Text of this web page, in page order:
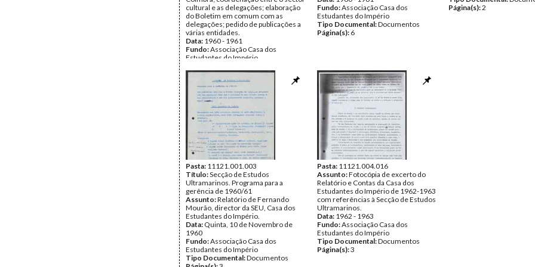
cultural e as delegações; elaboração
do Boletim em comum com as
delegações; pedido de publicações a
várias entidades.
Data: 1960 - 1961
Fundo:Associação Casa dos
Estudantes do Império
Página(s):4
Fundo:Associação Casa dos
Estudantes do Império
Tipo Documental:Documentos
Página(s): 6
Página(s):2
Pasta: 11121.001.003
Título:Secção de Estudos
Ultramarinos. Programa para a
gerência de 1960/61
Assunto:Relatório de Fernando
Mourão, director da SEU, Casa dos
Estudantes do Império.
Data: Quinta, 10 de Novembro de
1960
Fundo:Associação Casa dos
Estudantes do Império
Tipo Documental:Documentos
Pasta: 11121.004.016
Assunto:Fotocópia de excerto do
Relatório e Contas da Casa dos
Estudantes do Império de 1962-1963
com referências à Secção de Estudos
Ultramarinos.
Data: 1962 - 1963
Fundo:Associação Casa dos
Estudantes do Império
Tipo Documental:Documentos
Página(s):3